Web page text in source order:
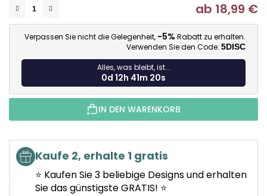
ab 18,99 €
Verpassen Sie nicht die Gelegenheit, -5% Rabatt zu erhalten.
Verwenden Sie den Code: 5DISC
Alles, was bleibt, ist...
0d 12h 41m 20s
IN DEN WARENKORB
Kaufe 2, erhalte 1 gratis
⭐ Kaufen Sie 3 beliebige Designs und erhalten
Sie das günstigste GRATIS! ⭐